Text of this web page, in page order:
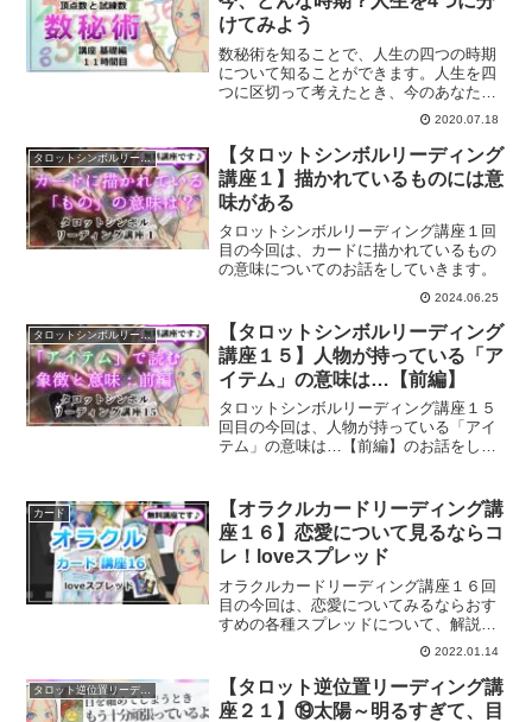
けてみよう
数秘術を知ることで、人生の四つの時期
について知ることができます。人生を四
つに区切って考えたとき、今のあなたは
どんな時期にいるでしょうか？時期を知
ることで、人生に生かしていく方法と
は？
2020.07.18
タロットシンボルリーディング講座
【タロットシンボルリーディング
講座１】描かれているものには意
味がある
タロットシンボルリーディング講座１回
目の今回は、カードに描かれているもの
の意味についてのお話をしていきます。
2024.06.25
タロットシンボルリーディング講座
【タロットシンボルリーディング
講座１５】人物が持っている「ア
イテム」の意味は…【前編】
タロットシンボルリーディング講座１５
回目の今回は、人物が持っている「アイ
テム」の意味は…【前編】のお話をして
カード
【オラクルカードリーディング講
座１６】恋愛について見るならコ
レ！loveスプレッド
オラクルカードリーディング講座１６回
目の今回は、恋愛についてみるならおす
すめの各種スプレッドについて、解説し
2022.01.14
【タロット逆位置リーディング講
座２１】⑲太陽～明るすぎて、目